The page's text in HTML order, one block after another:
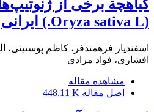
گیاهچة برخی از
(Oryza sativa L.) ایرانی
اسفندیار فرهمندفر، کاظم پوستینی،
افشاری، فواد مرادی
مشاهده مقاله
اصل مقاله 448.11 K